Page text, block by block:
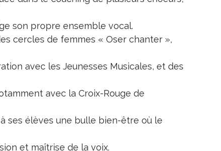
son propre ensemble vocal.
cercles de femmes « Oser chanter »,
avec les Jeunesses Musicales, et des
avec la Croix-Rouge de
à ses élèves une bulle bien-être où le
et maîtrise de la voix.